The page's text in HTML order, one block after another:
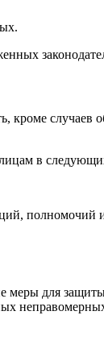
в
для